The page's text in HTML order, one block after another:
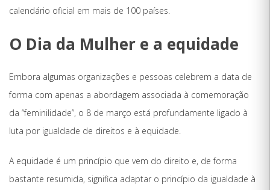
calendário oficial em mais de 100 países.
O Dia da Mulher e a equidade
Embora algumas organizações e pessoas celebrem a data de
forma com apenas a abordagem associada à comemoração
da “feminilidade”, o 8 de março está profundamente ligado à
luta por igualdade de direitos e à equidade.
A equidade é um princípio que vem do direito e, de forma
bastante resumida, significa adaptar o princípio da igualdade à